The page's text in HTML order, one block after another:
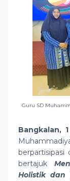
Guru SD
Bangkalan,
berpartisipasi
bertajuk
Holistik dan